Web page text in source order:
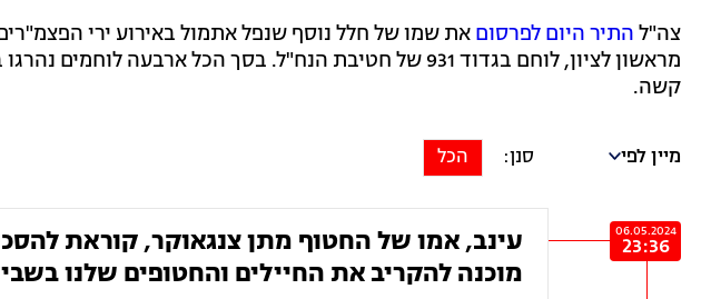
צה"ל התיר היום לפרסום את שמו של חלל נוסף שנפל אתמול באירוע ירי
קשה.
מיין לפי הכל
06.05.2024
23:36
עינב, אמו של החטוף מתן צנגאוקר, קוראת
מוכנה להקריב את החיילים והחטופים שלנו